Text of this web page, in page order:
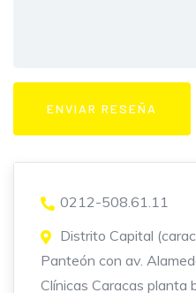
0212-508.61.11
Distrito Capital
Panteón con av.
Clínicas Caracas planta